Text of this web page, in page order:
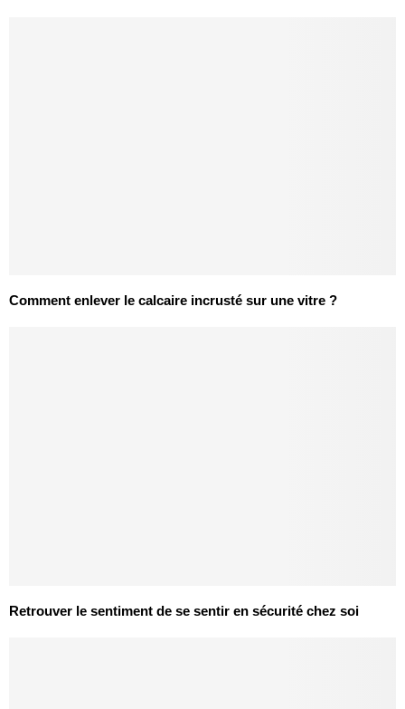
Comment enlever le calcaire incrusté sur une vitre ?
Retrouver le sentiment de se sentir en sécurité chez soi